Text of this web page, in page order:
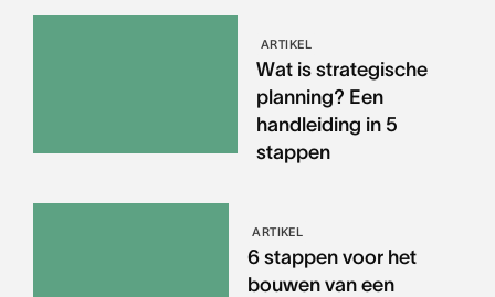
ARTIKEL
Wat is strategische
planning? Een
handleiding in 5
stappen
ARTIKEL
6 stappen voor het
bouwen van een